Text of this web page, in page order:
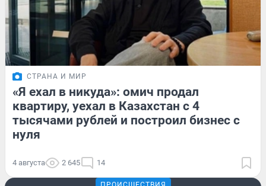
СТРАНА И МИР
«Я ехал в никуда»: омич продал
квартиру, уехал в Казахстан с 4
тысячами рублей и построил бизнес с
нуля
4 августа 2 645 14